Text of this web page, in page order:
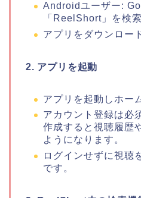
Androidユーザー:
「ReelShort」を検索
アプリをダウンロー
2. アプリを起動
アプリを起動しホー
アカウント登録は必
作成すると視聴履歴
ようになります。
ログインせずに視聴
です。